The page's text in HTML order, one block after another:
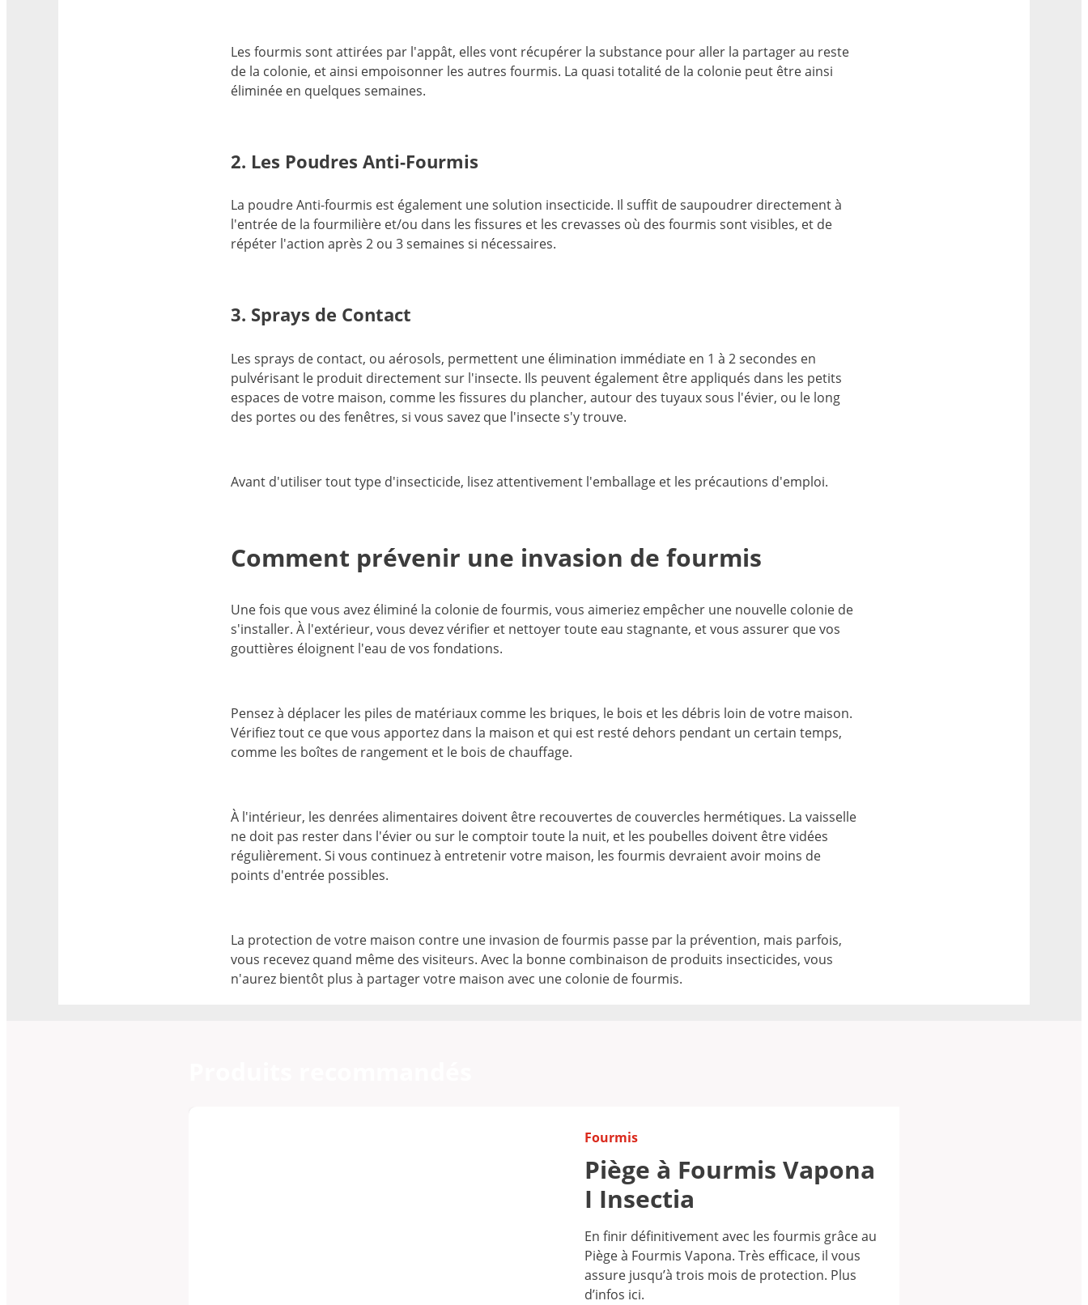
Les fourmis sont attirées par l'appât, elles vont récupérer la substance pour aller la partager au reste
de la colonie, et ainsi empoisonner les autres fourmis. La quasi totalité de la colonie peut être ainsi
éliminée en quelques semaines.
2. Les Poudres Anti-Fourmis
La poudre Anti-fourmis est également une solution insecticide. Il suffit de saupoudrer directement à
l'entrée de la fourmilière et/ou dans les fissures et les crevasses où des fourmis sont visibles, et de
répéter l'action après 2 ou 3 semaines si nécessaires.
3. Sprays de Contact
Les sprays de contact, ou aérosols, permettent une élimination immédiate en 1 à 2 secondes en
pulvérisant le produit directement sur l'insecte. Ils peuvent également être appliqués dans les petits
espaces de votre maison, comme les fissures du plancher, autour des tuyaux sous l'évier, ou le long
des portes ou des fenêtres, si vous savez que l'insecte s'y trouve.
Avant d'utiliser tout type d'insecticide, lisez attentivement l'emballage et les précautions d'emploi.
Comment prévenir une invasion de fourmis
Une fois que vous avez éliminé la colonie de fourmis, vous aimeriez empêcher une nouvelle colonie de
s'installer. À l'extérieur, vous devez vérifier et nettoyer toute eau stagnante, et vous assurer que vos
gouttières éloignent l'eau de vos fondations.
Pensez à déplacer les piles de matériaux comme les briques, le bois et les débris loin de votre maison.
Vérifiez tout ce que vous apportez dans la maison et qui est resté dehors pendant un certain temps,
comme les boîtes de rangement et le bois de chauffage.
À l'intérieur, les denrées alimentaires doivent être recouvertes de couvercles hermétiques. La vaisselle
ne doit pas rester dans l'évier ou sur le comptoir toute la nuit, et les poubelles doivent être vidées
régulièrement. Si vous continuez à entretenir votre maison, les fourmis devraient avoir moins de
points d'entrée possibles.
La protection de votre maison contre une invasion de fourmis passe par la prévention, mais parfois,
vous recevez quand même des visiteurs. Avec la bonne combinaison de produits insecticides, vous
n'aurez bientôt plus à partager votre maison avec une colonie de fourmis.
Fourmis
Piège à Fourmis Vapona
I Insectia
En finir définitivement avec les fourmis grâce au
Piège à Fourmis Vapona. Très efficace, il vous
assure jusqu’à trois mois de protection. Plus
d’infos ici.